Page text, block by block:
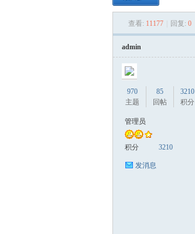
›
查看: 11177 回复: 0
admin
970
主题
85
回帖
3210
积分
管理员
积分 3210
发消息